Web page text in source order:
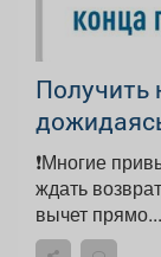
Получить
❗Многие
ждать
вычет прямо...